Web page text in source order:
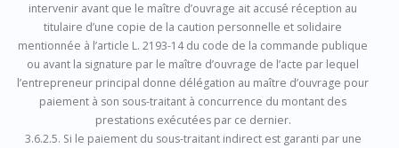
intervenir avant que le maître d’ouvrage ait accusé réception au
titulaire d’une copie de la caution personnelle et solidaire
mentionnée à l’article L. 2193-14 du code de la commande publique
ou avant la signature par le maître d’ouvrage de l’acte par lequel
l’entrepreneur principal donne délégation au maître d’ouvrage pour
paiement à son sous-traitant à concurrence du montant des
prestations exécutées par ce dernier.
3.6.2.5. Si le paiement du sous-traitant indirect est garanti par une